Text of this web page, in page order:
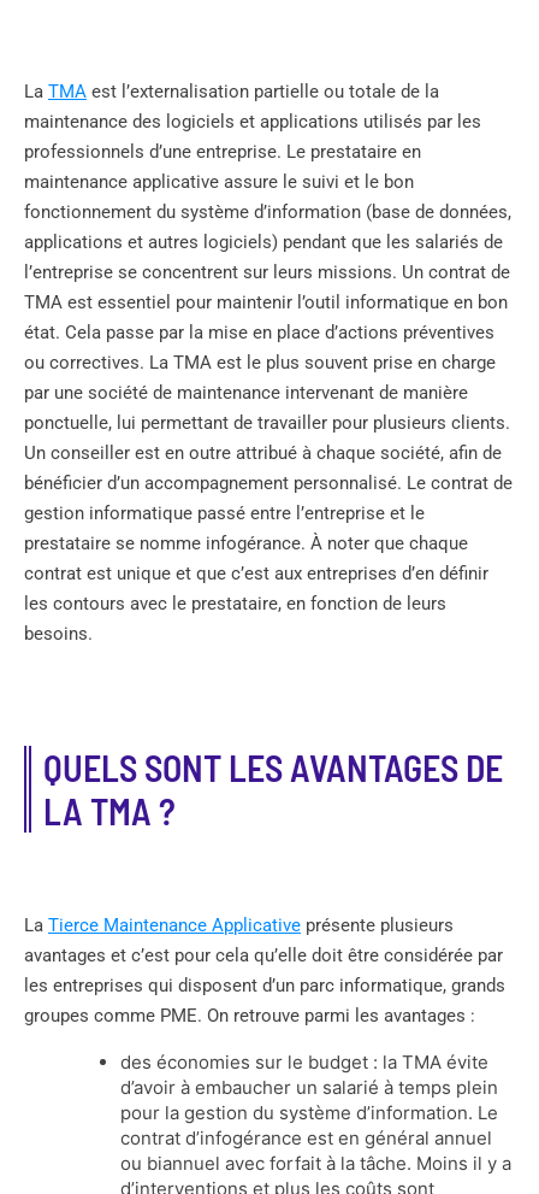
La TMA est l’externalisation partielle ou totale de la
maintenance des logiciels et applications utilisés par les
professionnels d’une entreprise. Le prestataire en
maintenance applicative assure le suivi et le bon
fonctionnement du système d’information (base de données,
applications et autres logiciels) pendant que les salariés de
l’entreprise se concentrent sur leurs missions. Un contrat de
TMA est essentiel pour maintenir l’outil informatique en bon
état. Cela passe par la mise en place d’actions préventives
ou correctives. La TMA est le plus souvent prise en charge
par une société de maintenance intervenant de manière
ponctuelle, lui permettant de travailler pour plusieurs clients.
Un conseiller est en outre attribué à chaque société, afin de
bénéficier d’un accompagnement personnalisé. Le contrat de
gestion informatique passé entre l’entreprise et le
prestataire se nomme infogérance. À noter que chaque
contrat est unique et que c’est aux entreprises d’en définir
les contours avec le prestataire, en fonction de leurs
besoins.
QUELS SONT LES AVANTAGES DE
LA TMA ?
La Tierce Maintenance Applicative présente plusieurs
avantages et c’est pour cela qu’elle doit être considérée par
les entreprises qui disposent d’un parc informatique, grands
groupes comme PME. On retrouve parmi les avantages :
des économies sur le budget : la TMA évite
d’avoir à embaucher un salarié à temps plein
pour la gestion du système d’information. Le
contrat d’infogérance est en général annuel
ou biannuel avec forfait à la tâche. Moins il y a
d’interventions et plus les coûts sont